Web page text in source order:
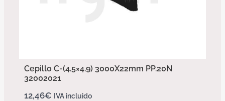
Cepillo C-(4.5×4.9) 3000X22mm PP.20N
32002021
12,46€ IVA incluido